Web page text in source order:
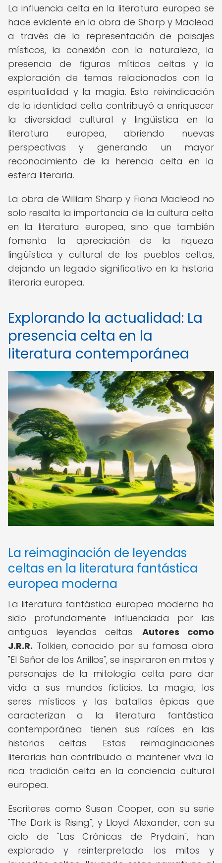
La influencia celta en la literatura europea se
hace evidente en la obra de Sharp y Macleod
a través de la representación de paisajes
místicos, la conexión con la naturaleza, la
presencia de figuras míticas celtas y la
exploración de temas relacionados con la
espiritualidad y la magia. Esta reivindicación
de la identidad celta contribuyó a enriquecer
la diversidad cultural y lingüística en la
literatura europea, abriendo nuevas
perspectivas y generando un mayor
reconocimiento de la herencia celta en la
esfera literaria.
La obra de William Sharp y Fiona Macleod no
solo resalta la importancia de la cultura celta
en la literatura europea, sino que también
fomenta la apreciación de la riqueza
lingüística y cultural de los pueblos celtas,
dejando un legado significativo en la historia
literaria europea.
Explorando la actualidad: La
presencia celta en la
literatura contemporánea
La reimaginación de leyendas
celtas en la literatura fantástica
europea moderna
La literatura fantástica europea moderna ha
sido profundamente influenciada por las
antiguas leyendas celtas. Autores como
J.R.R. Tolkien, conocido por su famosa obra
"El Señor de los Anillos", se inspiraron en mitos y
personajes de la mitología celta para dar
vida a sus mundos ficticios. La magia, los
seres místicos y las batallas épicas que
caracterizan a la literatura fantástica
contemporánea tienen sus raíces en las
historias celtas. Estas reimaginaciones
literarias han contribuido a mantener viva la
rica tradición celta en la conciencia cultural
europea.
Escritores como Susan Cooper, con su serie
"The Dark is Rising", y Lloyd Alexander, con su
ciclo de "Las Crónicas de Prydain", han
explorado y reinterpretado los mitos y